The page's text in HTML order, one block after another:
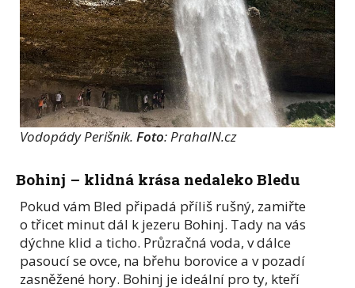
Vodopády Perišnik. Foto: PrahaIN.cz
Bohinj – klidná krása nedaleko Bledu
Pokud vám Bled připadá příliš rušný, zamiřte
o třicet minut dál k jezeru Bohinj. Tady na vás
dýchne klid a ticho. Průzračná voda, v dálce
pasoucí se ovce, na břehu borovice a v pozadí
zasněžené hory. Bohinj je ideální pro ty, kteří